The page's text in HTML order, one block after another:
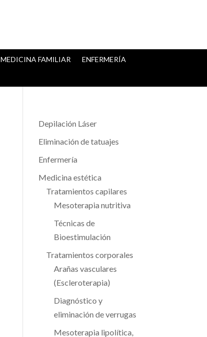
MEDICINA FAMILIAR ENFERMERÍA
Depilación Láser
Eliminación de tatuajes
Enfermería
Medicina estética
Tratamientos capilares
Mesoterapia nutritiva
Técnicas de
Bioestimulación
Tratamientos corporales
Arañas vasculares
(Escleroterapia)
Diagnóstico y
eliminación de verrugas
Mesoterapia lipolítica,